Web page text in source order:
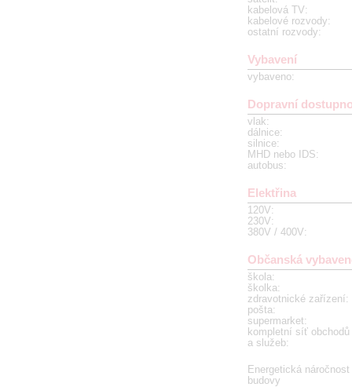
kabelová TV:
kabelové rozvody:
ostatní rozvody:
Vybavení
vybaveno:
Dopravní
vlak:
dálnice:
silnice:
MHD nebo IDS:
autobus:
Elektřina
120V:
230V:
380V / 400V:
Občanská
škola:
školka:
zdravotnické zařízení:
pošta:
supermarket:
kompletní síť obchodů
a služeb:
Energetická náročnost
budovy